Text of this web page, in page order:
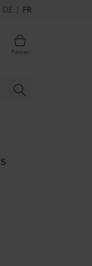
DE | FR
Panier